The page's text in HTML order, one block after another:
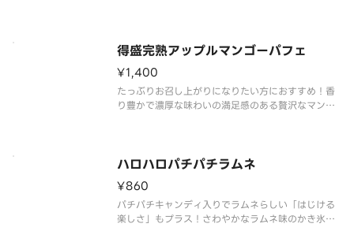
得盛完熟アップルマンゴーパフェ
¥1,400
たっぶりお召し上がりになりたい方におすすめ！香
り豊かで濃厚な味わいの満足感のある贅沢なマンゴ
ハロハロパチパチラムネ
¥860
パチパチキャンディ入りでラムネらしい「はじける
楽しさ」もプラス！さわやかなラムネ味のかき氷